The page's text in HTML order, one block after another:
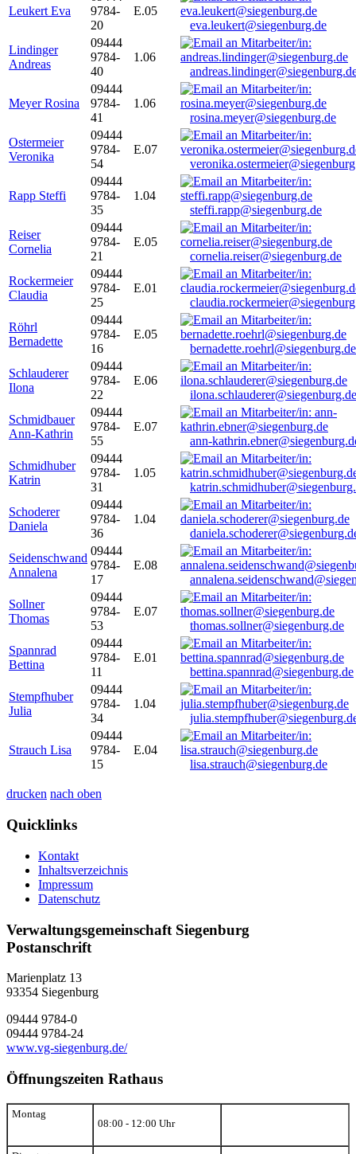
Leukert Eva
9784-
20
E.05
eva.leukert@siegenburg.de
Lindinger
Andreas
09444
9784-
40
1.06
Meyer Rosina
09444
9784-
41
1.06
rosina.meyer@siegenburg.de
Ostermeier
Veronika
09444
9784-
54
E.07
Rapp Steffi
09444
9784-
35
1.04
steffi.rapp@siegenburg.de
Reiser
Cornelia
09444
9784-
21
E.05
cornelia.reiser@siegenburg.de
Rockermeier
Claudia
09444
9784-
25
E.01
Röhrl
Bernadette
09444
9784-
16
E.05
bernadette.roehrl@siegenburg.de
Schlauderer
Ilona
09444
9784-
22
E.06
ilona.schlauderer@siegenburg.de
Schmidbauer
Ann-Kathrin
09444
9784-
55
E.07
ann-
Schmidhuber
Katrin
09444
9784-
31
1.05
Schoderer
Daniela
09444
9784-
36
1.04
Seidenschwand
Annalena
09444
9784-
17
E.08
Sollner
Thomas
09444
9784-
53
E.07
thomas.sollner@siegenburg.de
Spannrad
Bettina
09444
9784-
11
E.01
bettina.spannrad@siegenburg.de
Stempfhuber
Julia
09444
9784-
34
1.04
Strauch Lisa
09444
9784-
15
E.04
lisa.strauch@siegenburg.de
drucken nach oben
Quicklinks
Kontakt
Inhaltsverzeichnis
Impressum
Datenschutz
Verwaltungsgemeinschaft Siegenburg
Postanschrift
Marienplatz 13
93354 Siegenburg
09444 9784-0
09444 9784-24
www.vg-siegenburg.de/
Öffnungszeiten Rathaus
Montag
08:00 - 12:00 Uhr